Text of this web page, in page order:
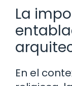
La
En el